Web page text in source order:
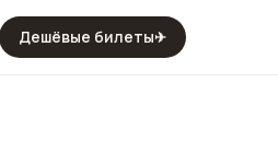
Дешёвые билеты✈